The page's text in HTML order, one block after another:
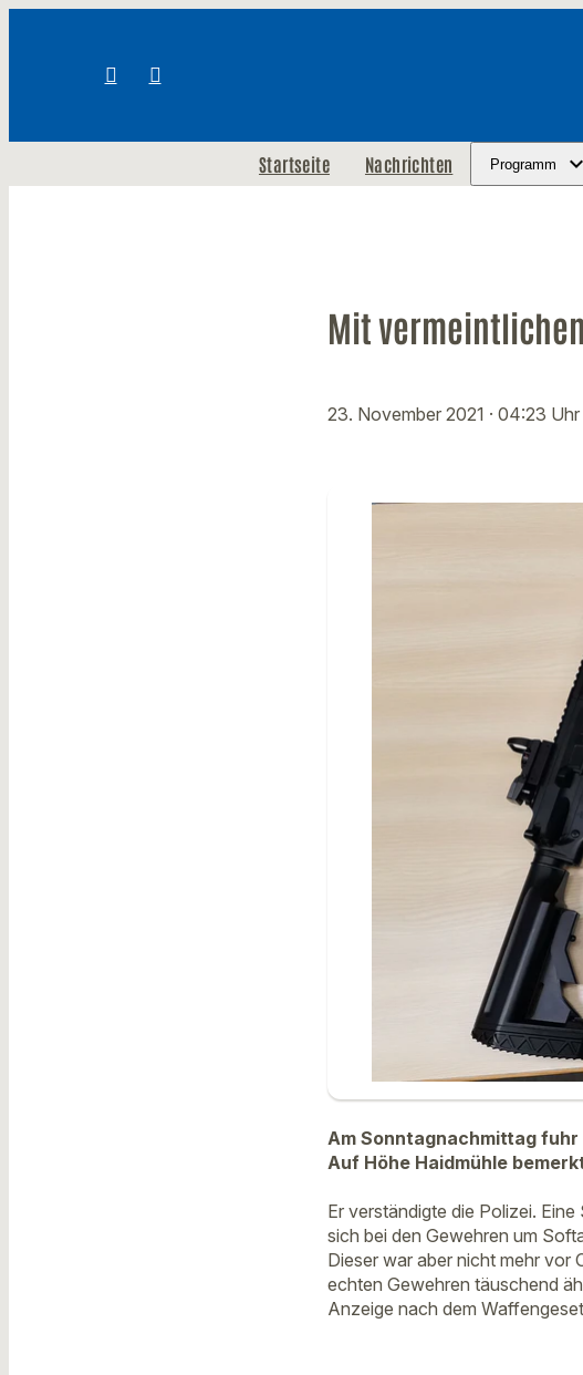
Startseite Nachrichten Programm
Mit
23. November 2021 · 04:23 Uhr
Am Sonntagnachmittag
Auf Höhe Haidmühle
Er verständigte die Polizei.
sich bei den Gewehren um
Dieser war aber nicht mehr vor
echten Gewehren täuschend
Anzeige nach dem